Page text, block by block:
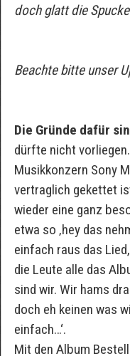
doch glatt die
Beachte bitte unser
Die Gründe dafür
dürfte nicht vorliegen.
Musikkonzern Sony
vertraglich gekettet
wieder eine ganz
etwa so ‚hey das
einfach raus das
die Leute alle das
sind wir. Wir hams
doch eh keinen was
einfach…‘.
Mit den Album